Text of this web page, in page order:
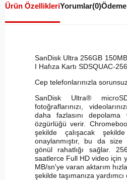
Ürün ÖzellikleriYorumlar(0)
SanDisk Ultra 256GB
I Hafıza Kartı SDSQUAC-
Cep telefonlarınızla
SanDisk Ultra®
fotoğraflarınızı,
daha fazlasını
özgürlüğü verir.
şekilde çalışacak
onaylanmıştır, bu da
gönül rahatlığı sağlar.
saatlerce Full HD video için
MB/sn'ye varan aktarım
şekilde taşımanıza yardımcı